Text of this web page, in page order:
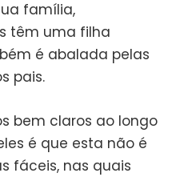
família,
têm uma filha
é abalada pelas
pais.
bem claros ao longo
é que esta não é
fáceis, nas quais